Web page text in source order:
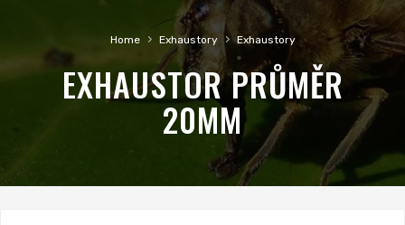
Home › Exhaustory › Exhaustory
EXHAUSTOR PRŮMĚR
20MM